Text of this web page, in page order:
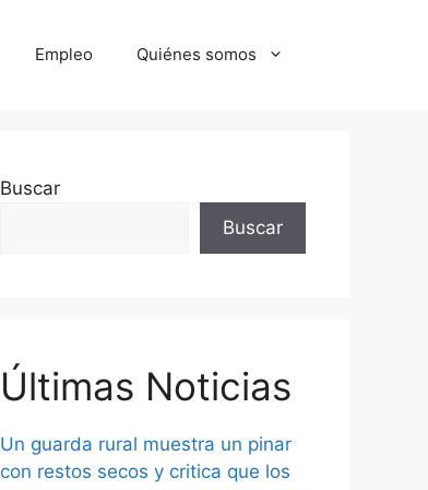
Empleo Quiénes somos
Buscar
Buscar
Últimas Noticias
Un guarda rural muestra un pinar
con restos secos y critica que los